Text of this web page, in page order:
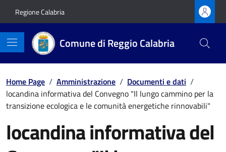
Regione Calabria
Comune di Reggio Calabria
Home Page / Amministrazione / Documenti e dati /
locandina informativa del Convegno "Il lungo cammino per la
transizione ecologica e le comunità energetiche rinnovabili"
locandina informativa del